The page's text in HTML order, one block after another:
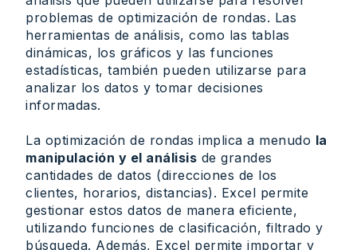
problemas de optimización de rondas. Las
herramientas de análisis, como las tablas
dinámicas, los gráficos y las funciones
estadísticas, también pueden utilizarse para
analizar los datos y tomar decisiones
informadas.
La optimización de rondas implica a menudo la
manipulación y el análisis de grandes
cantidades de datos (direcciones de los
clientes, horarios, distancias). Excel permite
gestionar estos datos de manera eficiente,
utilizando funciones de clasificación, filtrado y
búsqueda. Además, Excel permite importar y